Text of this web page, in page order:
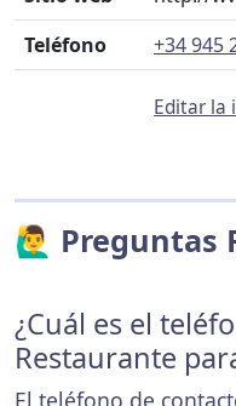
Teléfono
+34 945
Editar la
🙋‍♂️ Preguntas
¿Cuál es el
Restaurante
El teléfono de